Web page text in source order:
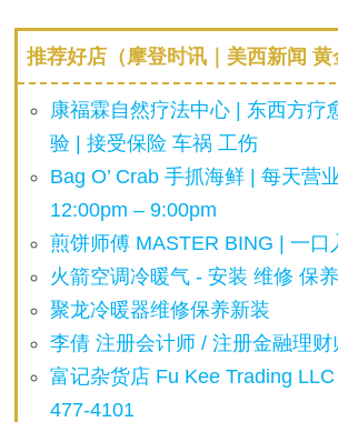
推荐好店（摩登时讯｜美西新闻 黄
康福霖自然疗法中心 | 东西方疗
验 | 接受保险 车祸 工伤
Bag O’ Crab 手抓海鲜 | 每天营
12:00pm – 9:00pm
煎饼师傅 MASTER BING | 一口
火箭空调冷暖气 - 安装 维修 保养
聚龙冷暖器维修保养新装
李倩 注册会计师 / 注册金融理财
富记杂货店 Fu Kee Trading
477-4101